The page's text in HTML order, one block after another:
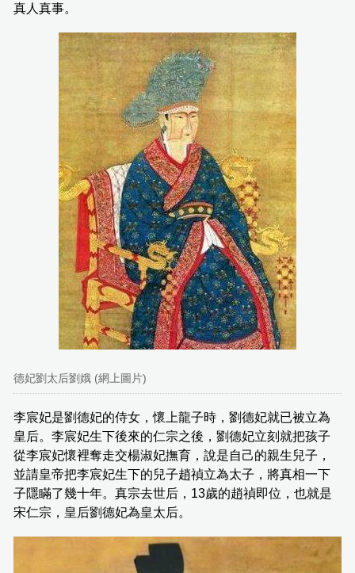
真人真事。
德妃劉太后劉娥 (網上圖片)
李宸妃是劉德妃的侍女，懷上龍子時，劉德妃就已被立為
皇后。李宸妃生下後來的仁宗之後，劉德妃立刻就把孩子
從李宸妃懷裡奪走交楊淑妃撫育，說是自己的親生兒子，
並請皇帝把李宸妃生下的兒子趙禎立為太子，將真相一下
子隱瞞了幾十年。真宗去世后，13歲的趙禎即位，也就是
宋仁宗，皇后劉德妃為皇太后。